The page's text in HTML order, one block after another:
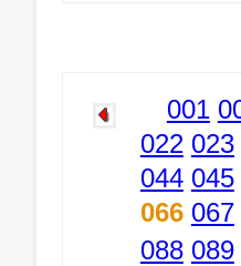
001
022 023
044 045
066 067
088 089